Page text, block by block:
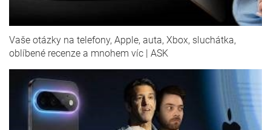
Vaše otázky na telefony, Apple, auta, Xbox, sluchátka,
oblíbené recenze a mnohem víc | ASK